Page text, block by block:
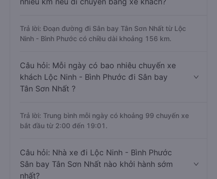
Trả lời: Đoạn đường đi Sân bay Tân Sơn Nhất từ Lộc
Ninh - Bình Phước có chiều dài khoảng 156 km.
Câu hỏi: Mỗi ngày có bao nhiêu chuyến xe
khách Lộc Ninh - Bình Phước đi Sân bay
Tân Sơn Nhất ?
Trả lời: Trung bình mỗi ngày có khoảng 99 chuyến xe
bắt đầu từ 2:00 đến 19:01.
Câu hỏi: Nhà xe đi Lộc Ninh - Bình Phước
Sân bay Tân Sơn Nhất nào khởi hành sớm
nhất?